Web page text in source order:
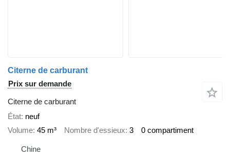
Citerne de carburant
Prix sur demande
Citerne de carburant
État neuf
Volume 45 m³ Nombre d'essieux 3 0 compartiment
Chine